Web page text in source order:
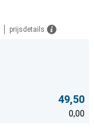
prijsdetails
49,50
0,00